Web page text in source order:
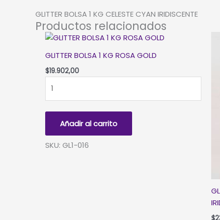
GLITTER BOLSA 1 KG CELESTE CYAN IRIDISCENTE
Productos relacionados
GLITTER BOLSA 1 KG ROSA GOLD
$19.902,00
BOLSA
ROSA
GOLD
Añadir al carrito
SKU: GL1-016